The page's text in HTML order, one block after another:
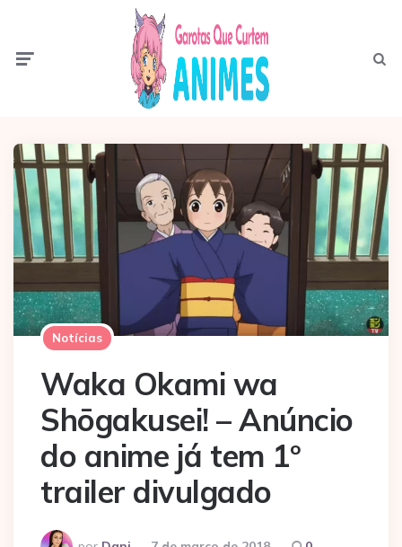
Notícias
Waka Okami wa
Shōgakusei! – Anúncio
do anime já tem 1º
trailer divulgado
Postado